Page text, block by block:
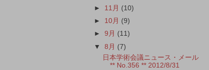
► 11月 (10)
► 10月 (9)
►9月 (11)
▼8月 (7)
日本学術会議ニュース・メール
** No.356 ** 2012/8/31